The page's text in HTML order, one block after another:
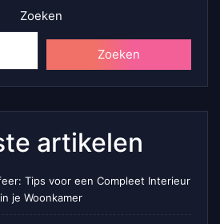
Zoeken
Zoeken
artikelen
Tips voor een Compleet Interieur
in je Woonkamer